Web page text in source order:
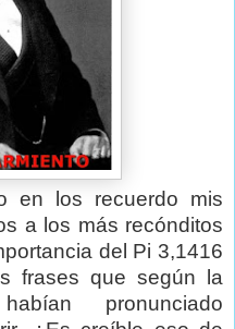
los recuerdo mis
a los más recónditos
del Pi 3,1416
frases que según la
pronunciado